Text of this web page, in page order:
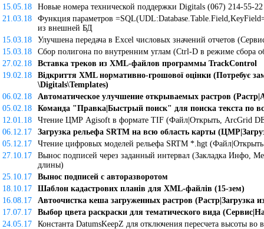
15.05.18
Новые номера технической поддержки Digitals (067) 214-55-
21.03.18
Функция параметров
из внешней БД
15.03.18
Улучшена передача в Excel числовых значений отчетов
15.03.18
Сбор полигона по внутренним углам (Ctrl-D в режиме сбора
27.02.18
Вставка треков из XML-файлов программы TrackControl
19.02.18
Відкриття XML нормативно-грошової оцінки (Потребує
\Digitals\Templates)
06.02.18
Автоматическое улучшение открываемых растров
05.02.18
Команда "Правка|Быстрый поиск" для поиска текста по
12.01.18
Чтение ЦМР Agisoft в формате TIF (Файл|Открыть, ArcGrid
06.12.17
Загрузка рельефа SRTM на всю область карты
05.12.17
Чтение цифровых моделей рельефа SRTM *.hgt
27.10.17
Вынос подписей через заданный интервал (Закладка Инфо,
длины)
25.10.17
Вынос подписей с авторазворотом
18.10.17
Шаблон кадастрових планів для XML-файлів (15-зем)
16.08.17
Автоочистка кеша загруженных растров (Растр|Загрузка
17.07.17
Выбор цвета раскраски для тематического вида
24.05.17
Константа DatumsKeepZ для отключения пересчета высоты во